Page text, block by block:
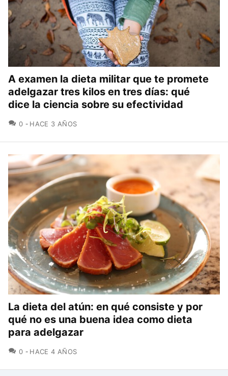
A examen la dieta militar que te promete
adelgazar tres kilos en tres días: qué
dice la ciencia sobre su efectividad
0 COMENTARIOS
HACE 3 AÑOS
La dieta del atún: en qué consiste y por
qué no es una buena idea como dieta
para adelgazar
0 COMENTARIOS
HACE 4 AÑOS